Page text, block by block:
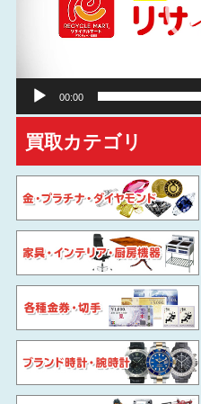
00:00
買取カテゴリ